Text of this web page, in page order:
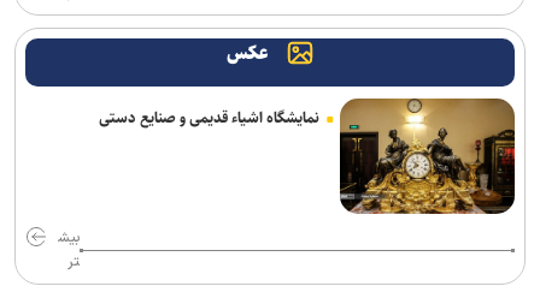
اعزام ۱۳۰ هزار زائر اربعین از پایانه‌های مسافربری شهر تهران
کودکی، زمینه‌ساز بی‌اختیاری در بزرگسالی
۶۰ میلیون تردد خودرویی در مرز‌های اربعینی ثبت شد
افزایش احتمال انتقال بیماری‌های مشترک بین انسان و حیوان با قاچاق
عکس
نمایشگاه اشیاء قدیمی و صنایع دستی
بیش
تر